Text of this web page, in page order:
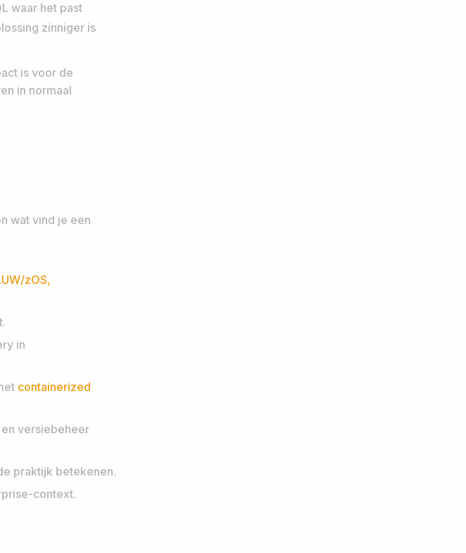
waar het past
zinniger is
is voor de
in normaal
wat vind je een
zOS,
in
containerized
versiebeheer
praktijk betekenen.
context.